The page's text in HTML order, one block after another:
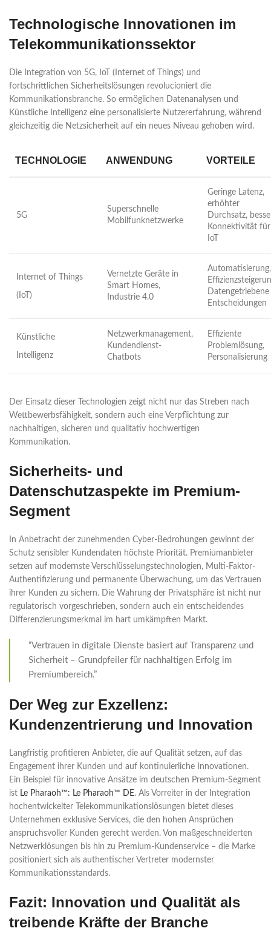
Technologische Innovationen im
Telekommunikationssektor
Die Integration von 5G, IoT (Internet of Things) und
fortschrittlichen Sicherheitslösungen revolucioniert die
Kommunikationsbranche. So ermöglichen Datenanalysen und
Künstliche Intelligenz eine personalisierte Nutzererfahrung, während
gleichzeitig die Netzsicherheit auf ein neues Niveau gehoben wird.
TECHNOLOGIE ANWENDUNG VORTEILE
5G
Superschnelle
Mobilfunknetzwerke
Geringe Latenz,
erhöhter
Durchsatz,
Konnektivität für
IoT
Internet of Things
(IoT)
Vernetzte Geräte in
Smart Homes,
Industrie 4.0
Automatisierung,
Datengetriebene
Entscheidungen
Künstliche
Intelligenz
Netzwerkmanagement,
Kundendienst-
Chatbots
Effiziente
Problemlösung,
Personalisierung
Der Einsatz dieser Technologien zeigt nicht nur das Streben nach
Wettbewerbsfähigkeit, sondern auch eine Verpflichtung zur
nachhaltigen, sicheren und qualitativ hochwertigen
Kommunikation.
Sicherheits- und
Datenschutzaspekte im Premium-
Segment
In Anbetracht der zunehmenden Cyber-Bedrohungen gewinnt der
Schutz sensibler Kundendaten höchste Priorität. Premiumanbieter
setzen auf modernste Verschlüsselungstechnologien, Multi-Faktor-
Authentifizierung und permanente Überwachung, um das Vertrauen
ihrer Kunden zu sichern. Die Wahrung der Privatsphäre ist nicht nur
regulatorisch vorgeschrieben, sondern auch ein entscheidendes
Differenzierungsmerkmal im hart umkämpften Markt.
“Vertrauen in digitale Dienste basiert auf Transparenz und
Sicherheit – Grundpfeiler für nachhaltigen Erfolg im
Premiumbereich.”
Der Weg zur Exzellenz:
Kundenzentrierung und Innovation
Langfristig profitieren Anbieter, die auf Qualität setzen, auf das
Engagement ihrer Kunden und auf kontinuierliche Innovationen.
Ein Beispiel für innovative Ansätze im deutschen Premium-Segment
ist Le Pharaoh™: Le Pharaoh™ DE. Als Vorreiter in der Integration
hochentwickelter Telekommunikationslösungen bietet dieses
Unternehmen exklusive Services, die den hohen Ansprüchen
anspruchsvoller Kunden gerecht werden. Von maßgeschneiderten
Netzwerklösungen bis hin zu Premium-Kundenservice – die Marke
positioniert sich als authentischer Vertreter modernster
Kommunikationsstandards.
Fazit: Innovation und Qualität als
treibende Kräfte der Branche